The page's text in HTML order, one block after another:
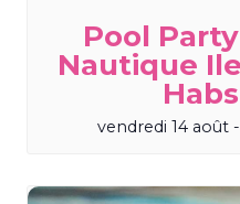
Pool
Nautique
vendredi 14 août